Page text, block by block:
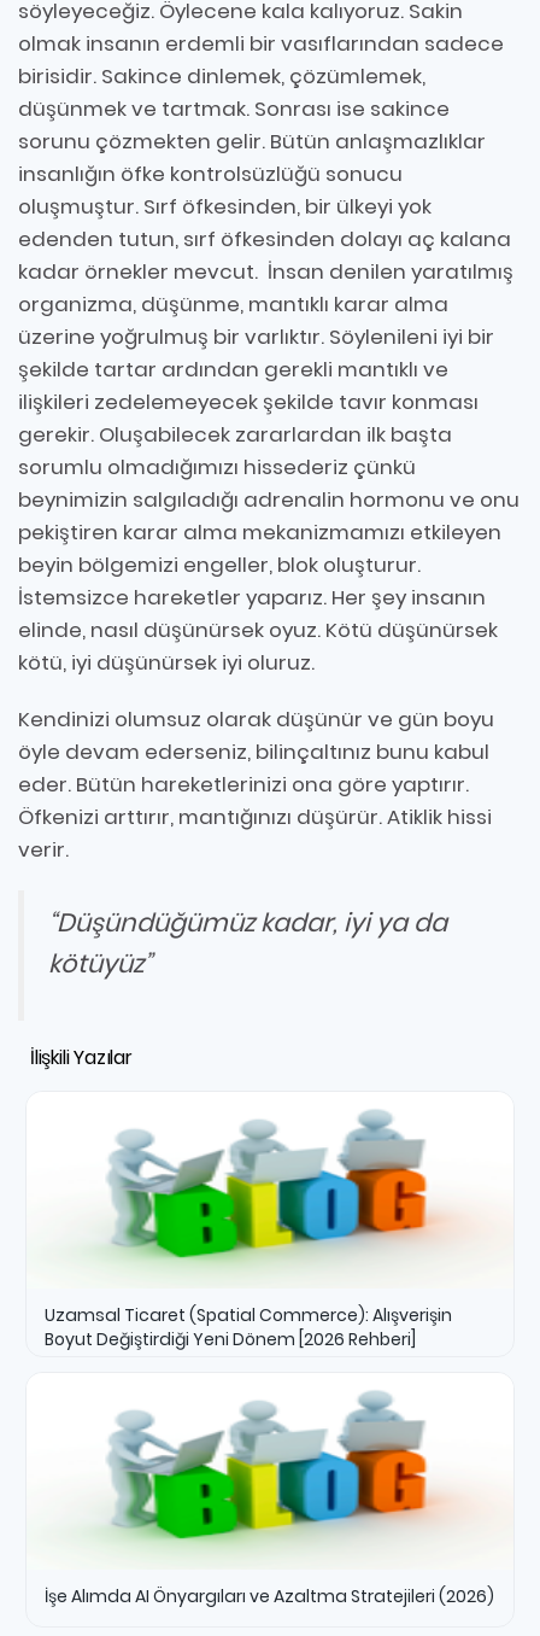
söyleyeceğiz. Öylecene kala kalıyoruz. Sakin
olmak insanın erdemli bir vasıflarından sadece
birisidir. Sakince dinlemek, çözümlemek,
düşünmek ve tartmak. Sonrası ise sakince
sorunu çözmekten gelir. Bütün anlaşmazlıklar
insanlığın öfke kontrolsüzlüğü sonucu
oluşmuştur. Sırf öfkesinden, bir ülkeyi yok
edenden tutun, sırf öfkesinden dolayı aç kalana
kadar örnekler mevcut. İnsan denilen yaratılmış
organizma, düşünme, mantıklı karar alma
üzerine yoğrulmuş bir varlıktır. Söylenileni iyi bir
şekilde tartar ardından gerekli mantıklı ve
ilişkileri zedelemeyecek şekilde tavır konması
gerekir. Oluşabilecek zararlardan ilk başta
sorumlu olmadığımızı hissederiz çünkü
beynimizin salgıladığı adrenalin hormonu ve onu
pekiştiren karar alma mekanizmamızı etkileyen
beyin bölgemizi engeller, blok oluşturur.
İstemsizce hareketler yaparız. Her şey insanın
elinde, nasıl düşünürsek oyuz. Kötü düşünürsek
kötü, iyi düşünürsek iyi oluruz.
Kendinizi olumsuz olarak düşünür ve gün boyu
öyle devam ederseniz, bilinçaltınız bunu kabul
eder. Bütün hareketlerinizi ona göre yaptırır.
Öfkenizi arttırır, mantığınızı düşürür. Atiklik hissi
verir.
“Düşündüğümüz kadar, iyi ya da
kötüyüz”
İlişkili Yazılar
Uzamsal Ticaret (Spatial Commerce): Alışverişin
Boyut Değiştirdiği Yeni Dönem [2026 Rehberi]
İşe Alımda AI Önyargıları ve Azaltma Stratejileri (2026)